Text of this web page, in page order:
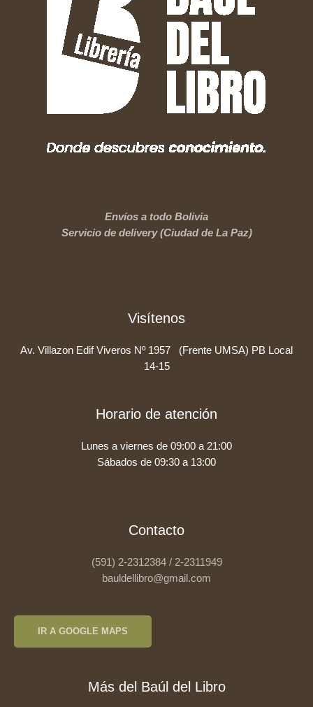
Envíos a todo Bolivia
Servicio de delivery (Ciudad de La Paz)
Visítenos
Av. Villazon Edif Viveros Nº 1957 (Frente UMSA) PB Local
14-15
Horario de atención
Lunes a viernes de 09:00 a 21:00
Sábados de 09:30 a 13:00
Contacto
(591) 2-2312384 / 2-2311949
bauldellibro@gmail.com
IR A GOOGLE MAPS
Más del Baúl del Libro